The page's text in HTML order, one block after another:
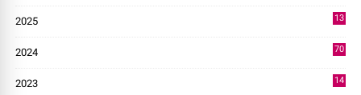
2025
13
2024
70
2023
14